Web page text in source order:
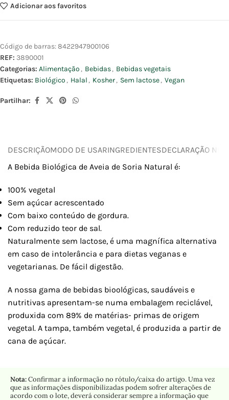
Adicionar aos favoritos
Código de barras:8422947900106
REF: 3890001
Categorias: Alimentação , Bebidas, Bebidas vegetais
Etiquetas: Biológico , Halal , Kosher, Sem lactose, Vegan
Partilhar:
DESCRIÇÃOMODO DE USARINGREDIENTESDECLARAÇÃO
A Bebida Biológica de Aveia de Soria Natural é:
100% vegetal
Sem açúcar acrescentado
Com baixo conteúdo de gordura.
Com reduzido teor de sal.
Naturalmente sem lactose, é uma magnífica alternativa
em caso de intolerância e para dietas veganas e
vegetarianas. De fácil digestão.
A nossa gama de bebidas bioológicas, saudáveis e
nutritivas apresentam-se numa embalagem reciclável,
produxida com 89% de matérias- primas de origem
vegetal. A tampa, também vegetal, é produzida a partir de
cana de açúcar.
Nota:Confirmar a informação no rótulo/caixa do artigo. Uma vez
que as informações disponibilizadas podem sofrer alterações de
acordo com o lote, deverá considerar sempre a informação que